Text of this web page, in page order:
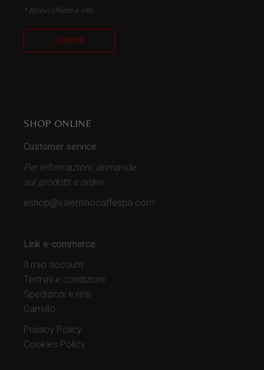
* Ricevi offerte e info
ISCRIVITI
SHOP ONLINE
Customer service
Per informazioni, domande
sui prodotti e ordini:
eshop@valentinocaffespa.com
Link e-commerce:
Il mio account
Termini e condizioni
Spedizioni e resi
Carrello
Privacy Policy
Cookies Policy